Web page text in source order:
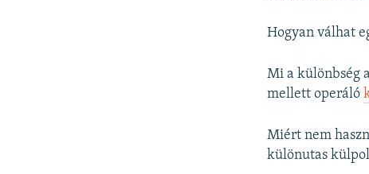
Hogyan válhat
Mi a különbség
mellett operáló
Miért nem
különutas